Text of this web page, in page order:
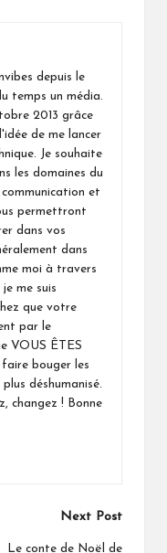
depuis le
temps un média.
2013 grâce
de me lancer
Je souhaite
les domaines du
et
permettront
dans vos
dans
moi à travers
me suis
que votre
par le
VOUS ÊTES
bouger les
déshumanisé.
changez ! Bonne
Next Post
Le conte de Noël de